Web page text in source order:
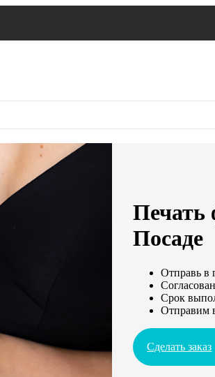
Печать
Посаде
Отправь в
Срок
Отправим
Сделать заказ